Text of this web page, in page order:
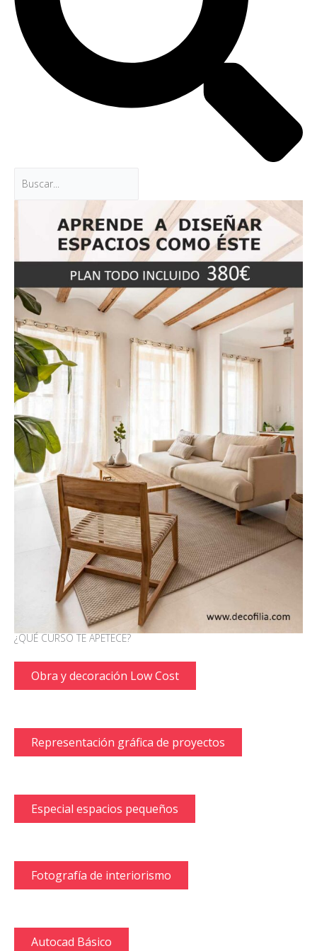
¿QUÉ CURSO TE APETECE?
Obra y decoración Low Cost
Representación gráfica de proyectos
Especial espacios pequeños
Fotografía de interiorismo
Autocad Básico